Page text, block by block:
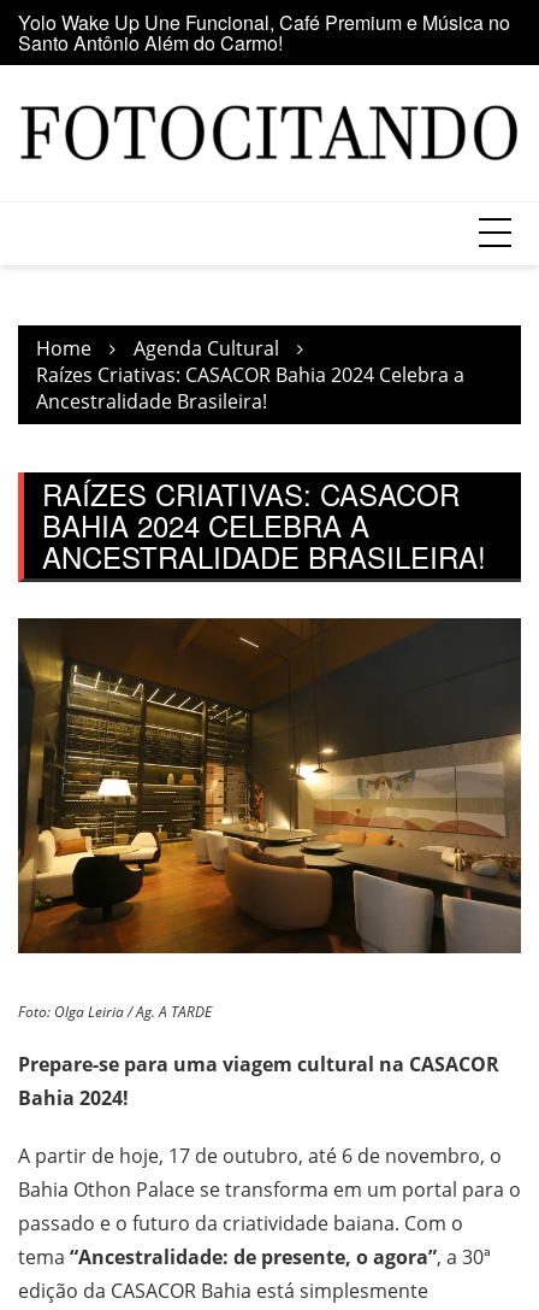
Skip
content
Maior clube de vinil da América Latina participa da Feira
do Vinil no Shopping Center Lapa
Home
Agenda Cultural
Raízes Criativas: CASACOR Bahia 2024 Celebra a
Ancestralidade Brasileira!
RAÍZES CRIATIVAS: CASACOR
BAHIA 2024 CELEBRA A
ANCESTRALIDADE BRASILEIRA!
Foto: Olga Leiria / Ag. A TARDE
Prepare-se para uma viagem cultural na CASACOR
Bahia 2024!
A partir de hoje, 17 de outubro, até 6 de novembro, o
Bahia Othon Palace se transforma em um portal para o
passado e o futuro da criatividade baiana. Com o
tema “Ancestralidade: de presente, o agora”, a 30ª
edição da CASACOR Bahia está simplesmente